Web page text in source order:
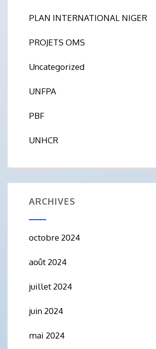
PLAN INTERNATIONAL NIGER
PROJETS OMS
Uncategorized
UNFPA
PBF
UNHCR
ARCHIVES
octobre 2024
août 2024
juillet 2024
juin 2024
mai 2024